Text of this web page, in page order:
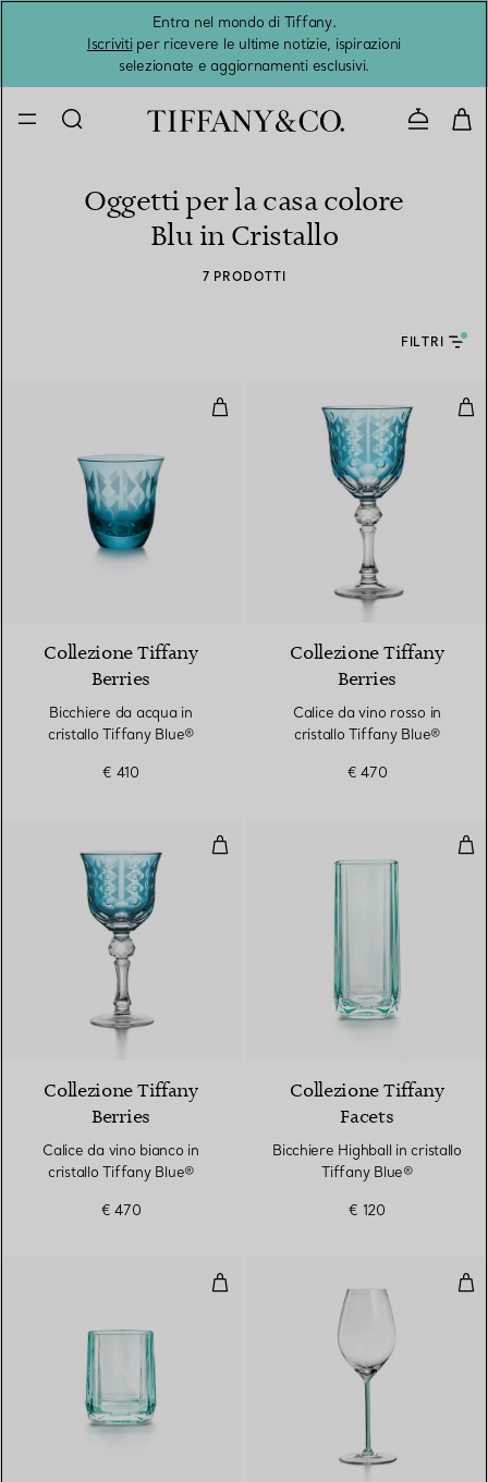
Entra nel mondo di Tiffany.
Iscrivitiper ricevere le ultime notizie, ispirazioni
selezionate e aggiornamenti esclusivi.
Oggetti per la casa colore
Blu in Cristallo
7 PRODOTTI
FILTRI
Bicchiere da acqua in cristallo
2 Colori
Collezione Tiffany
Berries
Bicchiere da acqua in
cristallo Tiffany Blue®
€ 410
Collezione Tiffany
Berries
Calice da vino rosso in
cristallo Tiffany Blue®
€ 470
Calice da vino bianco in cristallo
2 Colori
Collezione Tiffany
Berries
Calice da vino bianco in
cristallo Tiffany Blue®
€ 470
Collezione Tiffany
Facets
Bicchiere Highball in cristallo
Tiffany Blue®
€ 120
Bicchiere doppio Old-fashioned
2 Colori